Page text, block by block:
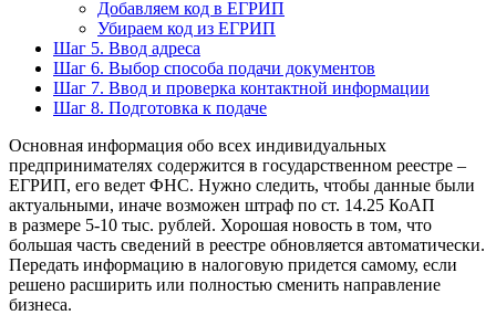
Добавляем код в ЕГРИП
Убираем код из ЕГРИП
Шаг 5. Ввод адреса
Шаг 6. Выбор способа подачи документов
Шаг 7. Ввод и проверка контактной информации
Шаг 8. Подготовка к подаче
Основная информация обо всех индивидуальных
предпринимателях содержится в государственном реестре –
ЕГРИП, его ведет ФНС. Нужно следить, чтобы данные были
актуальными, иначе возможен штраф по ст. 14.25 КоАП
в размере 5-10 тыс. рублей. Хорошая новость в том, что
большая часть сведений в реестре обновляется автоматически.
Передать информацию в налоговую придется самому, если
решено расширить или полностью сменить направление
бизнеса.